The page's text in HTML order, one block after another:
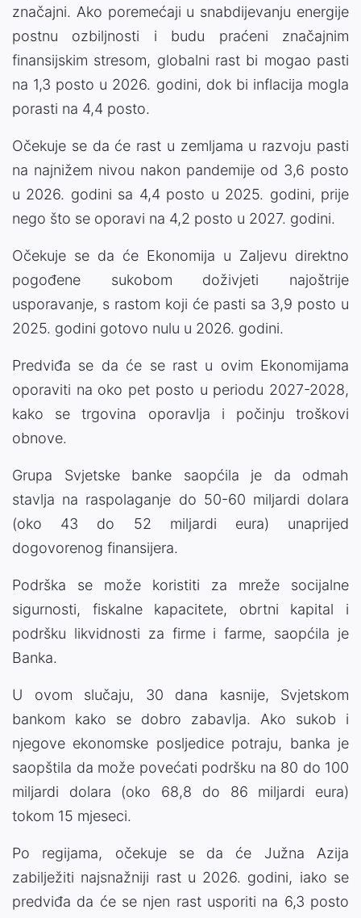
značajni. Ako poremećaji u snabdijevanju energije
postnu ozbiljnosti i budu praćeni značajnim
finansijskim stresom, globalni rast bi mogao pasti
na 1,3 posto u 2026. godini, dok bi inflacija mogla
porasti na 4,4 posto.
Očekuje se da će rast u zemljama u razvoju pasti
na najnižem nivou nakon pandemije od 3,6 posto
u 2026. godini sa 4,4 posto u 2025. godini, prije
nego što se oporavi na 4,2 posto u 2027. godini.
Očekuje se da će Ekonomija u Zaljevu direktno
pogođene sukobom doživjeti najoštrije
usporavanje, s rastom koji će pasti sa 3,9 posto u
2025. godini gotovo nulu u 2026. godini.
Predviđa se da će se rast u ovim Ekonomijama
oporaviti na oko pet posto u periodu 2027-2028,
kako se trgovina oporavlja i počinju troškovi
obnove.
Grupa Svjetske banke saopćila je da odmah
stavlja na raspolaganje do 50-60 miljardi dolara
(oko 43 do 52 miljardi eura) unaprijed
dogovorenog finansijera.
Podrška se može koristiti za mreže socijalne
sigurnosti, fiskalne kapacitete, obrtni kapital i
podršku likvidnosti za firme i farme, saopćila je
Banka.
U ovom slučaju, 30 dana kasnije, Svjetskom
bankom kako se dobro zabavlja. Ako sukob i
njegove ekonomske posljedice potraju, banka je
saopštila da može povećati podršku na 80 do 100
miljardi dolara (oko 68,8 do 86 miljardi eura)
tokom 15 mjeseci.
Po regijama, očekuje se da će Južna Azija
zabilježiti najsnažniji rast u 2026. godini, iako se
predviđa da će se njen rast usporiti na 6,3 posto